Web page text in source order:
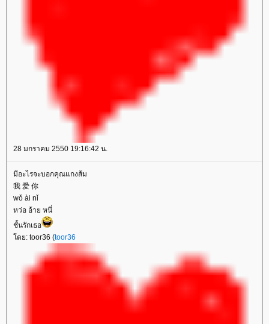
28 มกราคม 2550 19:16:42 น.
มีอะไรจะบอกคุณแกงส้ม
我 爱 你
wǒ ài nǐ
หว่อ อ้าย หนี่
ชั้นรักเธอ
โดย: toor36 (toor36